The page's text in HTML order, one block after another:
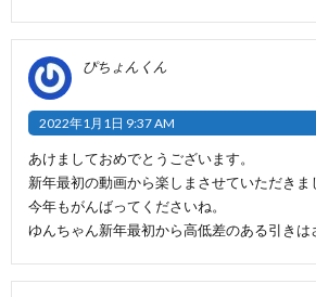
ぴちょんくん
2022年1月1日 9:37 AM
あけましておめでとうございます。
新年最初の動画から楽しまさせていただきま
今年もがんばってくださいね。
ゆんちゃん新年最初から高低差のある引きは